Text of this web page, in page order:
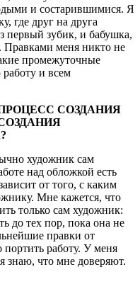
и состарившимися. Я
где друг на друга
первый зубик, и бабушка,
Правками меня никто не
промежуточные
и всем
СОЗДАНИЯ
художник сам
над обложкой есть
от того, с каким
Мне кажется, что
только сам художник:
до тех пор, пока она не
правки от
портить работу. У меня
знаю, что мне доверяют.